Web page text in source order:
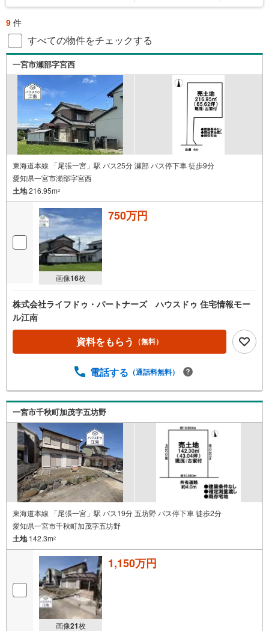
9 件
すべての物件をチェックする
一宮市瀬部字宮西
東海道本線 「尾張一宮」駅 バス25分 瀬部 バス停下車 徒歩9分
愛知県一宮市瀬部字宮西
土地216.95m2
画像16枚
750万円
株式会社ライフドゥ・パートナーズ ハウスドゥ 住宅情報モー
ル江南
資料をもらう （無料）
電話する （通話料無料）
一宮市千秋町加茂字五坊野
東海道本線 「尾張一宮」駅 バス19分 五坊野 バス停下車 徒歩2分
愛知県一宮市千秋町加茂字五坊野
土地142.3m2
画像21枚
1,150万円